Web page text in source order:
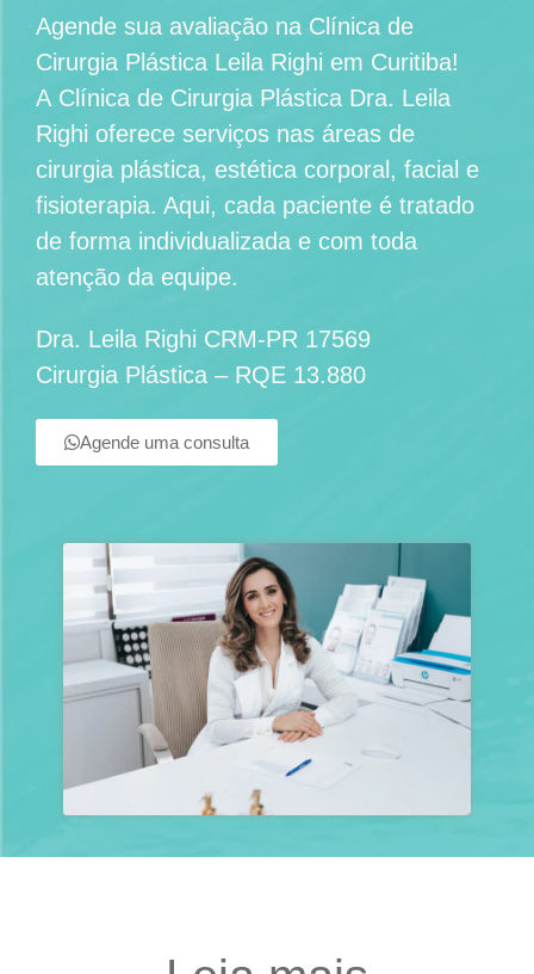
Agende sua avaliação na Clínica de
Cirurgia Plástica Leila Righi em Curitiba!
A Clínica de Cirurgia Plástica Dra. Leila
Righi oferece serviços nas áreas de
cirurgia plástica, estética corporal, facial e
fisioterapia. Aqui, cada paciente é tratado
de forma individualizada e com toda
atenção da equipe.
Dra. Leila Righi CRM-PR 17569
Cirurgia Plástica – RQE 13.880
Agende uma consulta